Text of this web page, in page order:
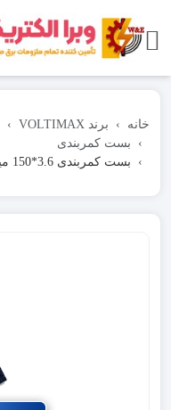
خانه برند VOLTIMAX
بست کمربندی
بست کمربندی 3.6*150 میلی متر (VOLTIMAKS)